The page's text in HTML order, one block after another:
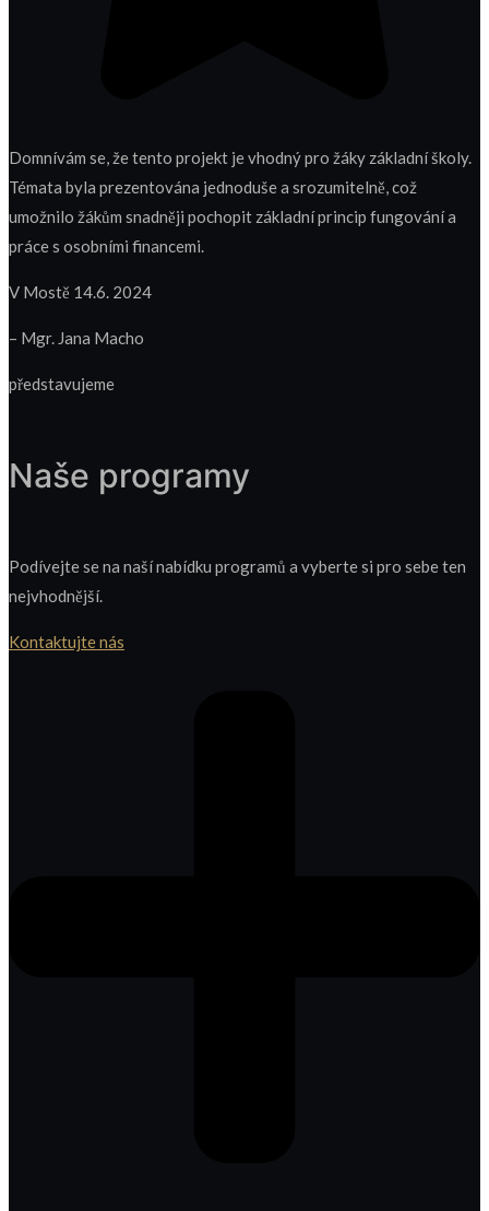
Domnívám se, že tento projekt je vhodný pro žáky základní školy.
Témata byla prezentována jednoduše a srozumitelně, což
umožnilo žákům snadněji pochopit základní princip fungování a
práce s osobními financemi.
V Mostě 14.6. 2024
– Mgr. Jana Macho
představujeme
Naše programy
Podívejte se na naší nabídku programů a vyberte si pro sebe ten
nejvhodnější.
Kontaktujte nás